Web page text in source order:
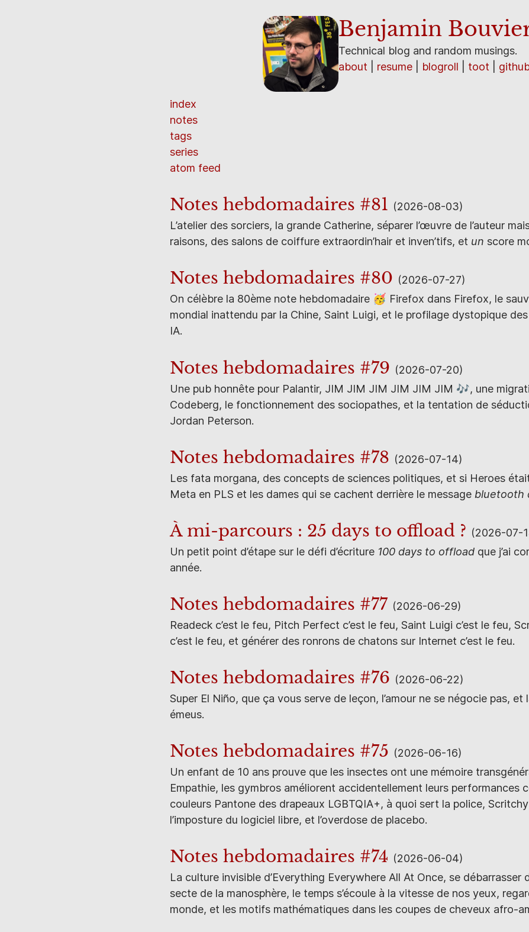
Benjamin
Technical blog and random musings.
about
resume blogroll toot
index
notes
tags
series
atom feed
Notes hebdomadaires #81 (2026-08-03)
L’atelier des sorciers, la grande Catherine, séparer l’œuvre de l’auteur
raisons, des salons de coiffure extraordin’hair et inven’tifs, et un score
Notes hebdomadaires #80 (2026-07-27)
On célèbre la 80ème note hebdomadaire 🥳 Firefox dans Firefox, le
mondial inattendu par la Chine, Saint Luigi, et le profilage dystopique des
IA.
Notes hebdomadaires #79 (2026-07-20)
Une pub honnête pour Palantir, JIM JIM JIM JIM JIM JIM 🎶️, une
Codeberg, le fonctionnement des sociopathes, et la tentation de
Jordan Peterson.
Notes hebdomadaires #78 (2026-07-14)
Les fata morgana, des concepts de sciences politiques, et si Heroes
Meta en PLS et les dames qui se cachent derrière le message bluetooth
À mi-parcours : 25 days to offload ? (2026-07-
Un petit point d’étape sur le défi d’écriture 100 days to offload que j’ai
année.
Notes hebdomadaires #77 (2026-06-29)
Readeck c’est le feu, Pitch Perfect c’est le feu, Saint Luigi c’est le feu,
c’est le feu, et générer des ronrons de chatons sur Internet c’est le feu.
Notes hebdomadaires #76 (2026-06-22)
Super El Niño, que ça vous serve de leçon, l’amour ne se négocie pas, et
émeus.
Notes hebdomadaires #75 (2026-06-16)
Un enfant de 10 ans prouve que les insectes ont une mémoire
Empathie, les gymbros améliorent accidentellement leurs performances
couleurs Pantone des drapeaux LGBTQIA+, à quoi sert la police,
l’imposture du logiciel libre, et l’overdose de placebo.
Notes hebdomadaires #74 (2026-06-04)
La culture invisible d’Everything Everywhere All At Once, se débarrasser
secte de la manosphère, le temps s’écoule à la vitesse de nos yeux,
monde, et les motifs mathématiques dans les coupes de cheveux afro-